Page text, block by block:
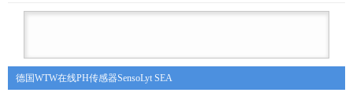
德国WTW在线PH传感器SensoLyt SEA